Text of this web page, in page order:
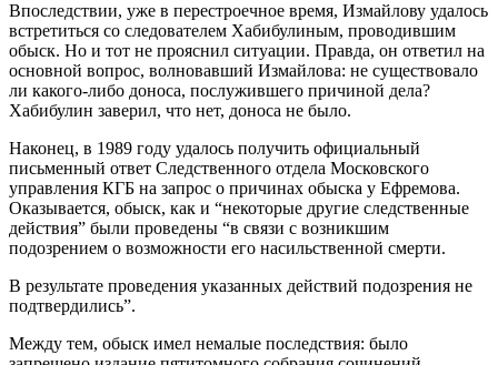
Впоследствии, уже в перестроечное время, Измайлову удалось
встретиться со следователем Хабибулиным, проводившим
обыск. Но и тот не прояснил ситуации. Правда, он ответил на
основной вопрос, волновавший Измайлова: не существовало
ли какого-либо доноса, послужившего причиной дела?
Хабибулин заверил, что нет, доноса не было.
Наконец, в 1989 году удалось получить официальный
письменный ответ Следственного отдела Московского
управления КГБ на запрос о причинах обыска у Ефремова.
Оказывается, обыск, как и “некоторые другие следственные
действия” были проведены “в связи с возникшим
подозрением о возможности его насильственной смерти.
В результате проведения указанных действий подозрения не
подтвердились”.
Между тем, обыск имел немалые последствия: было